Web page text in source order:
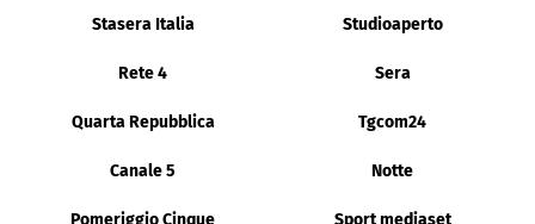
Stasera Italia Studioaperto
Rete 4 Sera
Quarta Repubblica Tgcom24
Canale 5 Notte
Pomeriggio Cinque Sport mediaset